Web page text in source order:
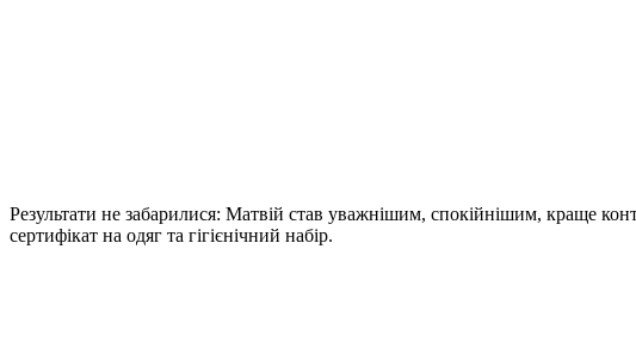
Результати не забарилися: Матвій став уважнішим, спокійнішим, краще
сертифікат на одяг та гігієнічний набір.